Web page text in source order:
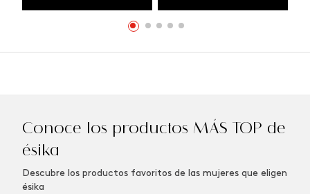
Conoce los productos MÁS TOP de
ésika
Descubre los productos favoritos de las mujeres que eligen
ésika